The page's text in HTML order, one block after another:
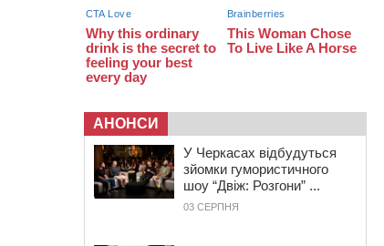
АНОНСИ
У Черкасах відбудуться
зйомки гумористичного
шоу “Двіж: Розгони” ...
03 СЕРПНЯ